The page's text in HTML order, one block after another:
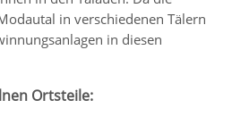
in verschiedenen Tälern
in diesen
Ortsteile: